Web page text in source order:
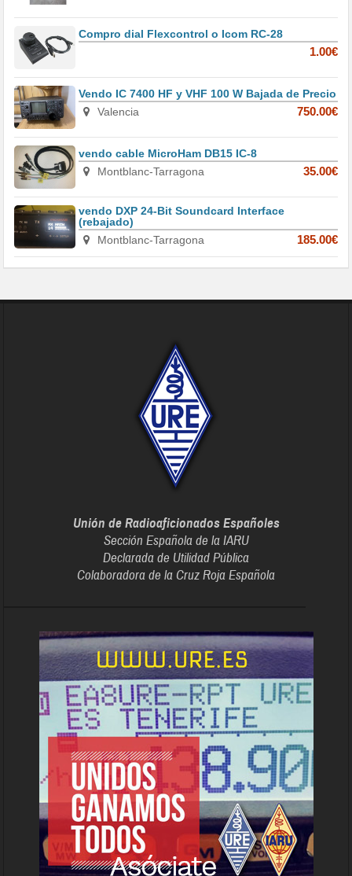
Compro dial Flexcontrol o Icom RC-28
1.00€
Vendo IC 7400 HF y VHF 100 W Bajada de Precio
Valencia
750.00€
vendo cable MicroHam DB15 IC-8
Montblanc-Tarragona
35.00€
vendo DXP 24-Bit Soundcard Interface
(rebajado)
Montblanc-Tarragona
185.00€
Unión de Radioaficionados Españoles
Sección Española de la IARU
Declarada de Utilidad Pública
Colaboradora de la Cruz Roja Española